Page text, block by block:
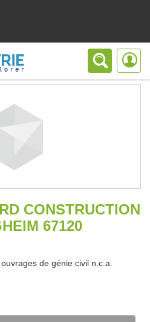
CONSTRUCTION
67120
de génie civil n.c.a.